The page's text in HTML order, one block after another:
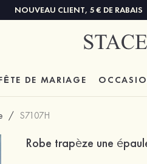
NOUVEAU CLIENT, 5 € DE RABAIS
DE MARIAGE
/ S7107H
Robe trapèze une